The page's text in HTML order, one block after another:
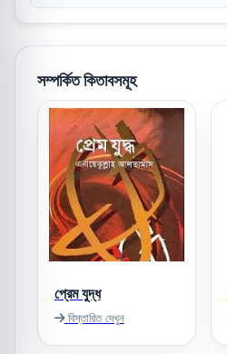
সম্পর্কিত কিতাবসমূহ
প্রেম যুদ্ধ
বিস্তারিত দেখুন